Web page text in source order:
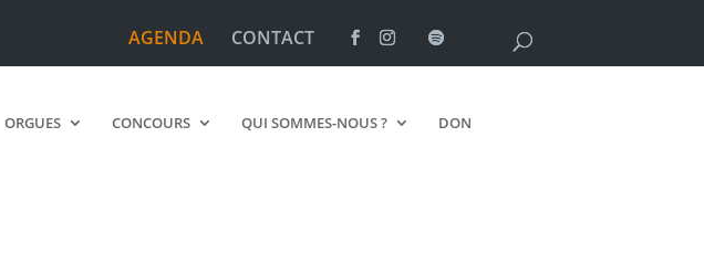
AGENDA CONTACT
ORGUES CONCOURS QUI SOMMES-NOUS ? DON